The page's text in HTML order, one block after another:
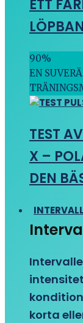
ETT
90%
EN
TEST
X –
DEN
korta